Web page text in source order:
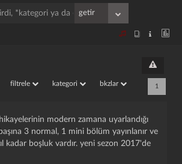
filtrele kategori bkzlar 1
modern zamana uyarlandığı
3 normal, 1 mini bölüm yayınlanır ve
kadar boşluk vardır. yeni sezon 2017'de